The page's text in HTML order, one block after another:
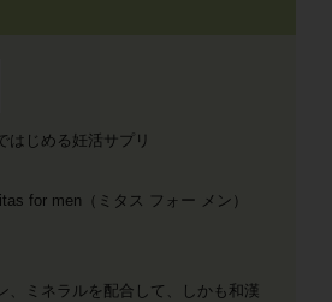
はじめる妊活サプリ
for men（ミタス フォー メン）
、ミネラルを配合して、しかも和漢